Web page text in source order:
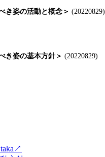
き姿の活動と概念＞ (20220829)
き姿の基本方針＞ (20220829)